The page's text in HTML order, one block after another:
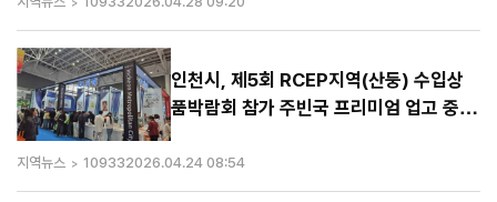
인천시, 제5회 RCEP지역(산둥) 수입상
품박람회 참가 주빈국 프리미엄 업고 중국
지역뉴스 109332026.04.24 08:54